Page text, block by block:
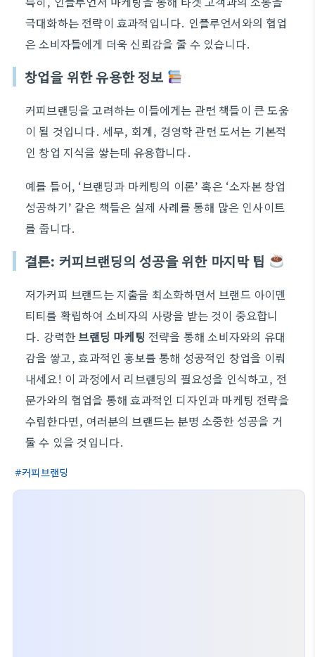
극대화하는 전략이 효과적입니다. 인플루언서와의 협업
은 소비자들에게 더욱 신뢰감을 줄 수 있습니다.
창업을 위한 유용한 정보
커피브랜딩을 고려하는 이들에게는 관련 책들이 큰 도움
이 될 것입니다. 세무, 회계, 경영학 관련 도서는 기본적
인 창업 지식을 쌓는데 유용합니다.
예를 들어, ‘브랜딩과 마케팅의 이론’ 혹은 ‘소자본 창업
성공하기’ 같은 책들은 실제 사례를 통해 많은 인사이트
를 줍니다.
결론: 커피브랜딩의 성공을 위한 마지막 팁
저가커피 브랜드는 지출을 최소화하면서 브랜드 아이덴
티티를 확립하여 소비자의 사랑을 받는 것이 중요합니
다. 강력한브랜딩 마케팅 전략을 통해 소비자와의 유대
감을 쌓고, 효과적인 홍보를 통해 성공적인 창업을 이뤄
내세요! 이 과정에서 리브랜딩의 필요성을 인식하고, 전
문가와의 협업을 통해 효과적인 디자인과 마케팅 전략을
수립한다면, 여러분의 브랜드는 분명 소중한 성공을 거
둘 수 있을 것입니다.
커피브랜딩